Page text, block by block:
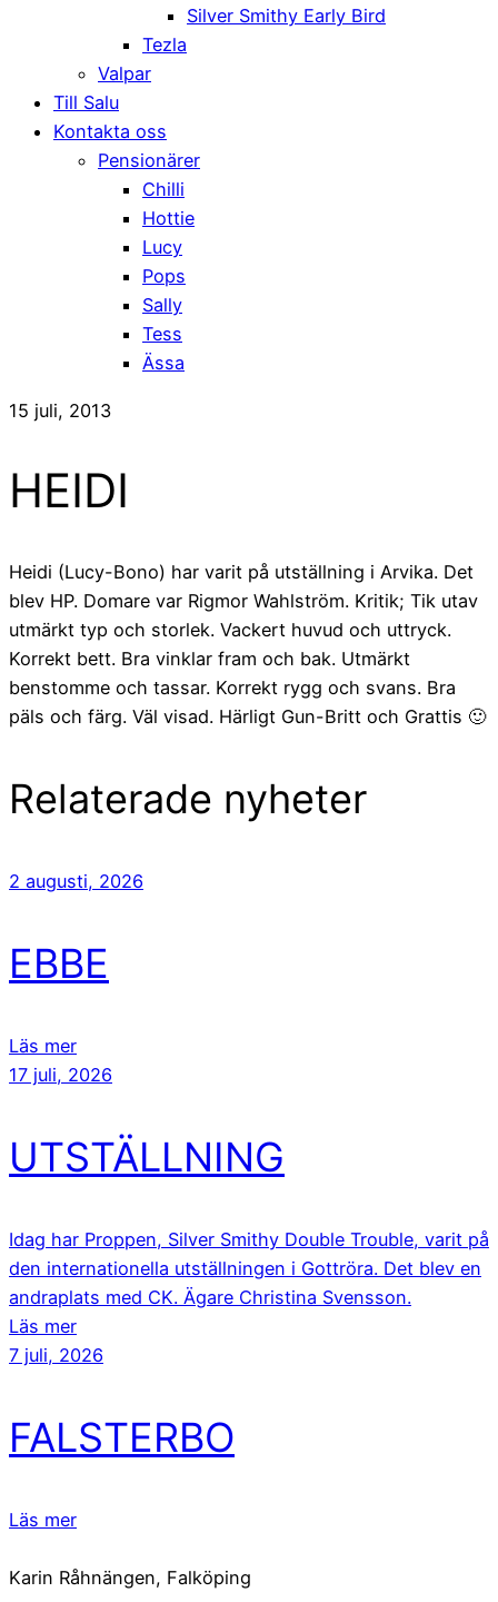
Silver Smithy Early Bird
Tezla
Valpar
Till Salu
Kontakta oss
Pensionärer
Chilli
Hottie
Lucy
Pops
Sally
Tess
Ässa
15 juli, 2013
HEIDI
Heidi (Lucy-Bono) har varit på utställning i Arvika. Det
blev HP. Domare var Rigmor Wahlström. Kritik; Tik utav
utmärkt typ och storlek. Vackert huvud och uttryck.
Korrekt bett. Bra vinklar fram och bak. Utmärkt
benstomme och tassar. Korrekt rygg och svans. Bra
päls och färg. Väl visad. Härligt Gun-Britt och Grattis 🙂
Relaterade nyheter
2 augusti, 2026
EBBE
Läs mer
17 juli, 2026
UTSTÄLLNING
Idag har Proppen, Silver Smithy Double Trouble, varit på
den internationella utställningen i Gottröra. Det blev en
andraplats med CK. Ägare Christina Svensson.
Läs mer
7 juli, 2026
FALSTERBO
Läs mer
Karin Råhnängen, Falköping